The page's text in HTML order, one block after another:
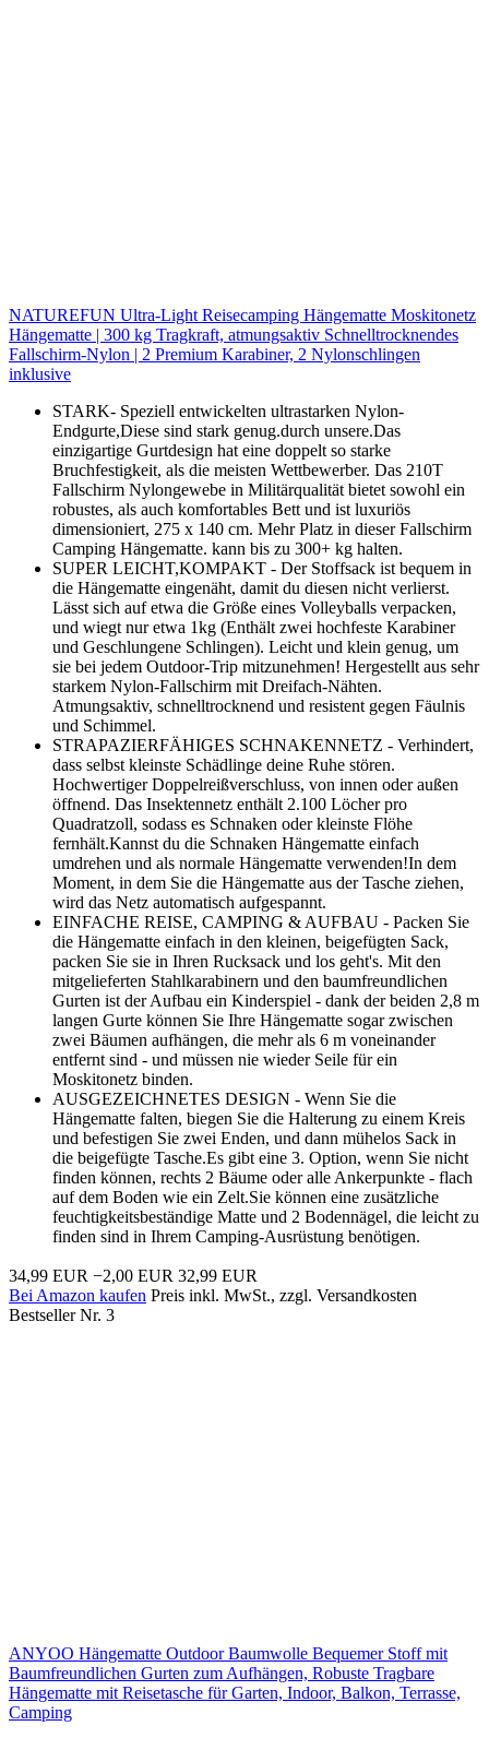
NATUREFUN Ultra-Light Reisecamping Hängematte Moskitonetz
Hängematte | 300 kg Tragkraft, atmungsaktiv Schnelltrocknendes
Fallschirm-Nylon | 2 Premium Karabiner, 2 Nylonschlingen
inklusive
STARK- Speziell entwickelten ultrastarken Nylon-
Endgurte,Diese sind stark genug.durch unsere.Das
einzigartige Gurtdesign hat eine doppelt so starke
Bruchfestigkeit, als die meisten Wettbewerber. Das 210T
Fallschirm Nylongewebe in Militärqualität bietet sowohl ein
robustes, als auch komfortables Bett und ist luxuriös
dimensioniert, 275 x 140 cm. Mehr Platz in dieser Fallschirm
Camping Hängematte. kann bis zu 300+ kg halten.
SUPER LEICHT,KOMPAKT - Der Stoffsack ist bequem in
die Hängematte eingenäht, damit du diesen nicht verlierst.
Lässt sich auf etwa die Größe eines Volleyballs verpacken,
und wiegt nur etwa 1kg (Enthält zwei hochfeste Karabiner
und Geschlungene Schlingen). Leicht und klein genug, um
sie bei jedem Outdoor-Trip mitzunehmen! Hergestellt aus sehr
starkem Nylon-Fallschirm mit Dreifach-Nähten.
Atmungsaktiv, schnelltrocknend und resistent gegen Fäulnis
und Schimmel.
STRAPAZIERFÄHIGES SCHNAKENNETZ - Verhindert,
dass selbst kleinste Schädlinge deine Ruhe stören.
Hochwertiger Doppelreißverschluss, von innen oder außen
öffnend. Das Insektennetz enthält 2.100 Löcher pro
Quadratzoll, sodass es Schnaken oder kleinste Flöhe
fernhält.Kannst du die Schnaken Hängematte einfach
umdrehen und als normale Hängematte verwenden!In dem
Moment, in dem Sie die Hängematte aus der Tasche ziehen,
wird das Netz automatisch aufgespannt.
EINFACHE REISE, CAMPING & AUFBAU - Packen Sie
die Hängematte einfach in den kleinen, beigefügten Sack,
packen Sie sie in Ihren Rucksack und los geht's. Mit den
mitgelieferten Stahlkarabinern und den baumfreundlichen
Gurten ist der Aufbau ein Kinderspiel - dank der beiden 2,8 m
langen Gurte können Sie Ihre Hängematte sogar zwischen
zwei Bäumen aufhängen, die mehr als 6 m voneinander
entfernt sind - und müssen nie wieder Seile für ein
Moskitonetz binden.
AUSGEZEICHNETES DESIGN - Wenn Sie die
Hängematte falten, biegen Sie die Halterung zu einem Kreis
und befestigen Sie zwei Enden, und dann mühelos Sack in
die beigefügte Tasche.Es gibt eine 3. Option, wenn Sie nicht
finden können, rechts 2 Bäume oder alle Ankerpunkte - flach
auf dem Boden wie ein Zelt.Sie können eine zusätzliche
feuchtigkeitsbeständige Matte und 2 Bodennägel, die leicht zu
finden sind in Ihrem Camping-Ausrüstung benötigen.
34,99 EUR −2,00 EUR 32,99 EUR
Bei Amazon kaufen Preis inkl. MwSt., zzgl. Versandkosten
Bestseller Nr. 3
ANYOO Hängematte Outdoor Baumwolle Bequemer Stoff mit
Baumfreundlichen Gurten zum Aufhängen, Robuste Tragbare
Hängematte mit Reisetasche für Garten, Indoor, Balkon, Terrasse,
Camping